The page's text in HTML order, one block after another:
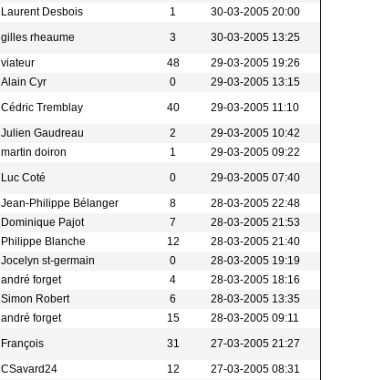
Laurent Desbois 1
30-03-2005 20:00
gilles rheaume 3
30-03-2005 13:25
viateur 48
29-03-2005 19:26
Alain Cyr 0
29-03-2005 13:15
Cédric Tremblay 40
29-03-2005 11:10
Julien Gaudreau 2
29-03-2005 10:42
martin doiron 1
29-03-2005 09:22
Luc Coté 0
29-03-2005 07:40
Jean-Philippe Bélanger 8
28-03-2005 22:48
Dominique Pajot 7
28-03-2005 21:53
Philippe Blanche 12
28-03-2005 21:40
Jocelyn st-germain 0
28-03-2005 19:19
andré forget 4
28-03-2005 18:16
Simon Robert 6
28-03-2005 13:35
andré forget 15
28-03-2005 09:11
François 31
27-03-2005 21:27
CSavard24 12
27-03-2005 08:31